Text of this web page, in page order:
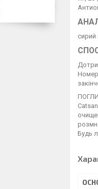
сирий
Номер
Будь